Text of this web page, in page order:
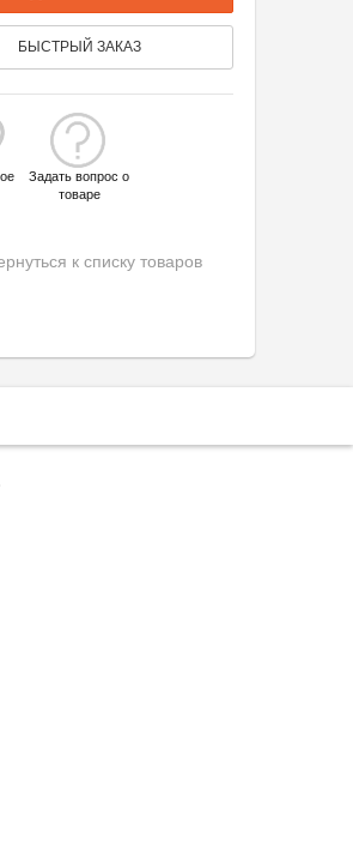
БЫСТРЫЙ ЗАКАЗ
Задать вопрос о
товаре
к списку товаров